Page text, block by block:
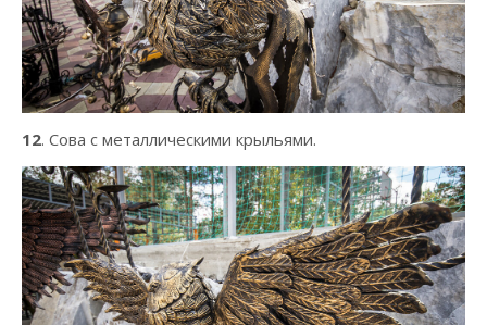
12. Сова с металлическими крыльями.